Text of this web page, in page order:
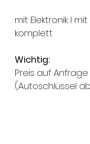
mit Elektronik l
komplett
Wichtig:
Preis auf Anfrage
(Autoschlüssel ab